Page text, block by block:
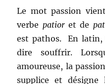
Le mot passion
verbe patioret de
est pathos. En
dire souffrir.
amoureuse, la
supplice et désigne